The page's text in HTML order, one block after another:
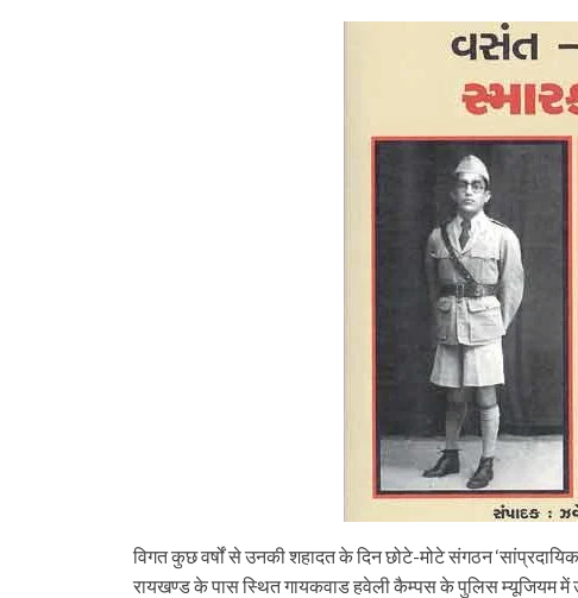
विगत कुछ वर्षों से उनकी शहादत के दिन छोटे-मोटे संगठन
रायखण्ड के पास स्थित गायकवाड हवेली कैम्पस के पुलिस म्यूजियम